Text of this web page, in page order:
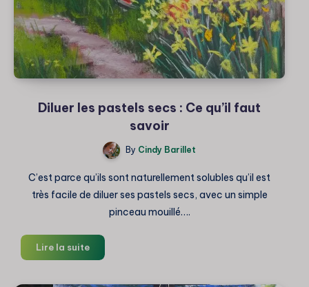
Diluer les pastels secs : Ce qu’il faut
savoir
By Cindy Barillet
C’est parce qu’ils sont naturellement solubles qu’il est
très facile de diluer ses pastels secs, avec un simple
pinceau mouillé….
Lire la suiteDiluer
les